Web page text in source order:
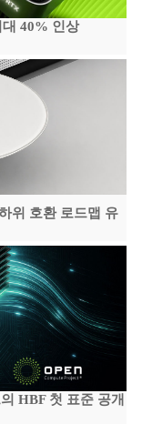
40% 인상
위 호환 로드맵 유
HBF 첫 표준 공개